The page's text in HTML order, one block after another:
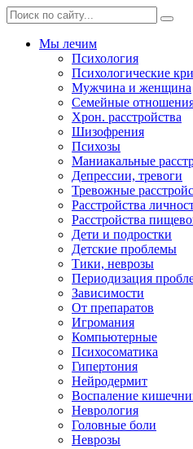
Мы лечим
Психология
Психологические
Мужчина и женщина
Семейные
Хрон. расстройства
Шизофрения
Психозы
Маниакальные
Депрессии, тревоги
Тревожные
Расстройства
Расстройства
Дети и подростки
Детские проблемы
Тики, неврозы
Периодизация
Зависимости
От препаратов
Игромания
Компьютерные
Психосоматика
Гипертония
Нейродермит
Воспаление
Неврология
Головные боли
Неврозы